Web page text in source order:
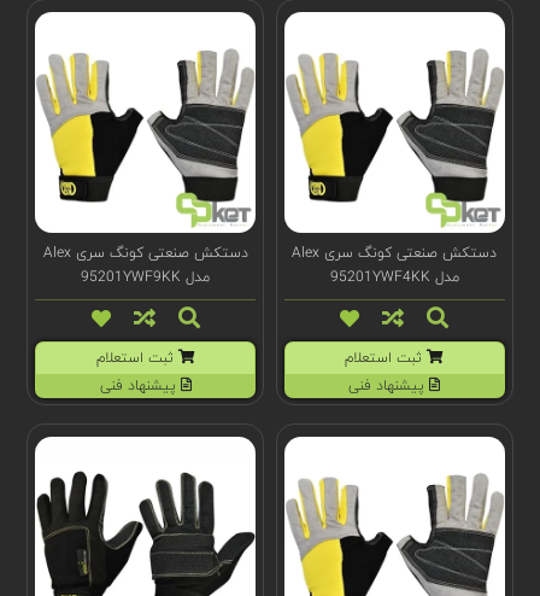
دستکش صنعتی کونگ سری Alex
مدل 95201YWF4KK
ثبت استعلام
پیشنهاد فنی
دستکش صنعتی کونگ سری Alex
مدل 95201YWF9KK
ثبت استعلام
پیشنهاد فنی